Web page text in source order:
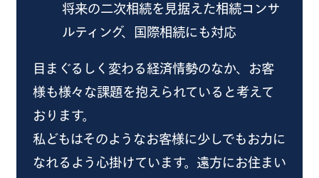
将来の二次相続を見据えた相続コンサ
ルティング、国際相続にも対応
目まぐるしく変わる経済情勢のなか、お客
様も様々な課題を抱えられていると考えて
おります。
私どもはそのようなお客様に少しでもお力に
なれるよう心掛けています。遠方にお住まい